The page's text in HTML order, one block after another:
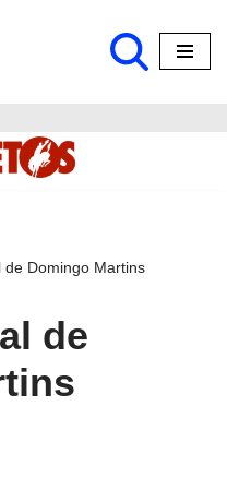
de Domingo Martins
de